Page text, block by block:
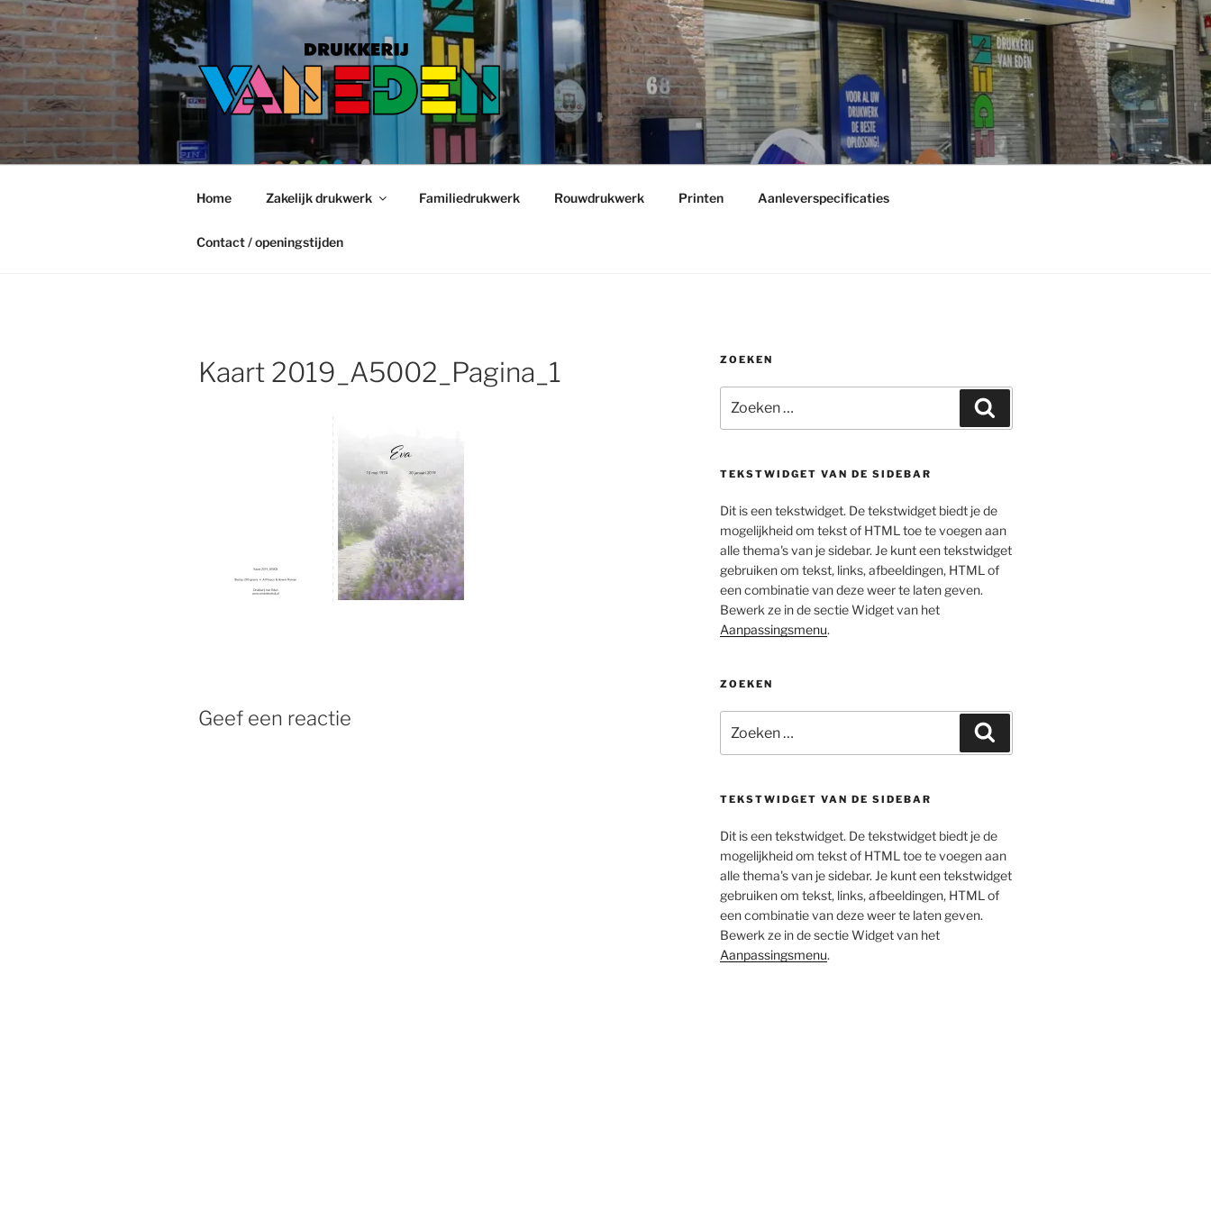
Ga
naar
de
inhoud
Home Zakelijk drukwerk Familiedrukwerk Rouwdrukwerk Printen Aanleverspecificaties
Contact / openingstijden
Kaart 2019_A5002_Pagina_1
Geef een reactie
ZOEKEN
naar:
TEKSTWIDGET VAN DE SIDEBAR
Dit is een tekstwidget. De tekstwidget biedt je de
mogelijkheid om tekst of HTML toe te voegen aan
alle thema's van je sidebar. Je kunt een tekstwidget
gebruiken om tekst, links, afbeeldingen, HTML of
een combinatie van deze weer te laten geven.
Bewerk ze in de sectie Widget van het
Aanpassingsmenu.
ZOEKEN
naar:
TEKSTWIDGET VAN DE SIDEBAR
Dit is een tekstwidget. De tekstwidget biedt je de
mogelijkheid om tekst of HTML toe te voegen aan
alle thema's van je sidebar. Je kunt een tekstwidget
gebruiken om tekst, links, afbeeldingen, HTML of
een combinatie van deze weer te laten geven.
Bewerk ze in de sectie Widget van het
Aanpassingsmenu.